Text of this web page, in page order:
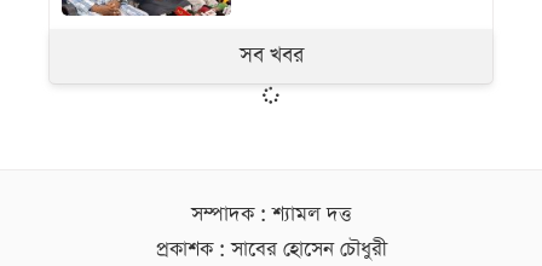
সব খবর
সম্পাদক : শ্যামল দত্ত
প্রকাশক : সাবের হোসেন চৌধুরী